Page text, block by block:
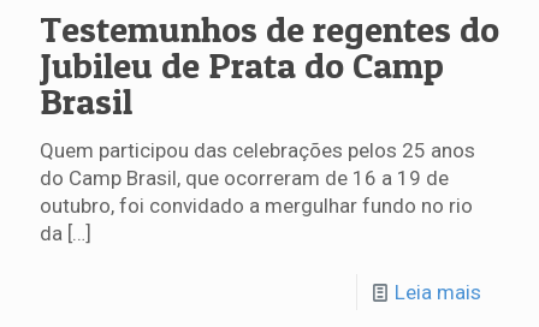
Testemunhos de regentes do
Jubileu de Prata do Camp
Brasil
Quem participou das celebrações pelos 25 anos
do Camp Brasil, que ocorreram de 16 a 19 de
outubro, foi convidado a mergulhar fundo no rio
da […]
Leia mais